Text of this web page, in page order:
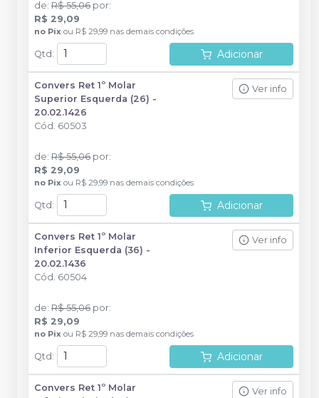
de: R$ 55,06 por:
R$ 29,09
no Pix ou R$ 29,99 nas demais condições
Qtd : Adicionar
Convers Ret 1º Molar
Superior Esquerda (26) -
20.02.1426
Cód. 60503
Ver info
de: R$ 55,06 por:
R$ 29,09
no Pix ou R$ 29,99 nas demais condições
Qtd : Adicionar
Convers Ret 1º Molar
Inferior Esquerda (36) -
20.02.1436
Cód. 60504
Ver info
de: R$ 55,06 por:
R$ 29,09
no Pix ou R$ 29,99 nas demais condições
Qtd : Adicionar
Convers Ret 1º Molar
Ver info